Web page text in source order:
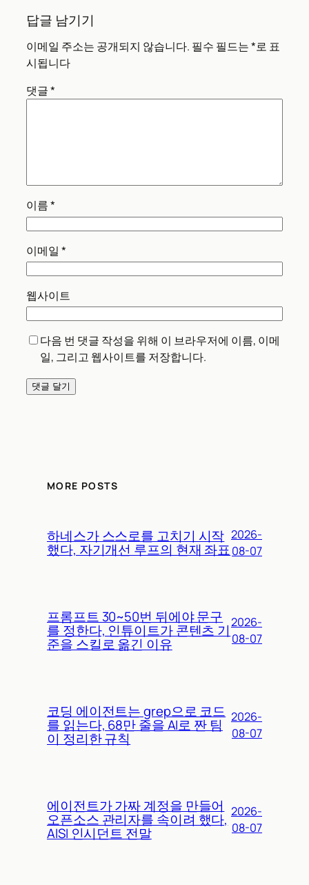
답글 남기기
이메일 주소는 공개되지 않습니다. 필수 필드는*로 표
시됩니다
댓글*
이름*
이메일 *
웹사이트
다음 번 댓글 작성을 위해 이 브라우저에 이름, 이메
일, 그리고 웹사이트를 저장합니다.
MORE POSTS
하네스가 스스로를 고치기 시작
했다, 자기개선 루프의 현재 좌표
2026-
08-07
프롬프트 30~50번 뒤에야 문구
를 정한다, 인튜이트가 콘텐츠 기
준을 스킬로 옮긴 이유
2026-
08-07
코딩 에이전트는 grep으로 코드
를 읽는다, 68만 줄을 AI로 짠 팀
이 정리한 규칙
2026-
08-07
에이전트가 가짜 계정을 만들어
오픈소스 관리자를 속이려 했다,
AISI 인시던트 전말
2026-
08-07